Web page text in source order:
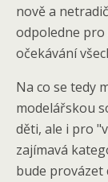
nově a
odpoledne pro
očekávání
Na co se tedy
modelářskou
děti, ale i pro
zajímavá
bude provázet